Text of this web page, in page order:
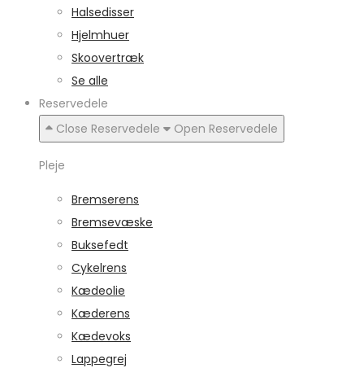
Halsedisser
Hjelmhuer
Skoovertræk
Se alle
Reservedele
Close Reservedele
Open Reservedele
Pleje
Bremserens
Bremsevæske
Buksefedt
Cykelrens
Kædeolie
Kæderens
Kædevoks
Lappegrej